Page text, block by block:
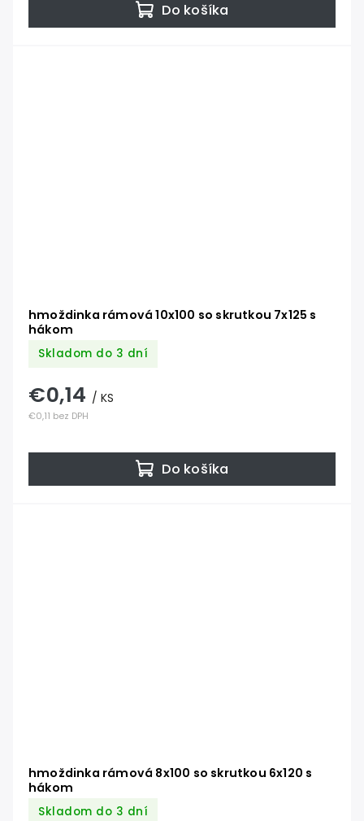
Do košíka
hmoždinka rámová 10x100 so skrutkou 7x125 s
hákom
Skladom do 3 dní
€0,11 bez DPH
€0,14 / KS
Do košíka
hmoždinka rámová 8x100 so skrutkou 6x120 s
hákom
Skladom do 3 dní